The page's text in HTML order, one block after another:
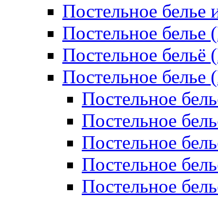
Постельное белье
Постельное
Постельное
Постельное
Постельное
Постельное
Постельное
Постельное
Постельное